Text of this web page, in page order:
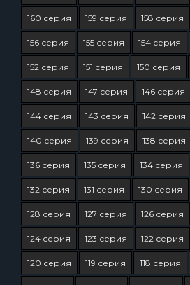
160 серия 159 серия 158 серия
156 серия 155 серия 154 серия
152 серия 151 серия 150 серия
148 серия 147 серия 146 серия
144 серия 143 серия 142 серия
140 серия 139 серия 138 серия
136 серия 135 серия 134 серия
132 серия 131 серия 130 серия
128 серия 127 серия 126 серия
124 серия 123 серия 122 серия
120 серия 119 серия 118 серия